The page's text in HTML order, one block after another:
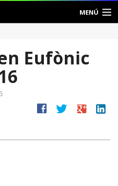
MENÚ
Eufònic
facebook twitter google linkedin